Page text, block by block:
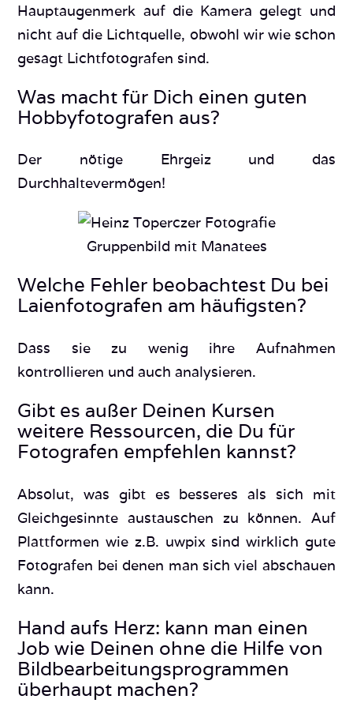
Hauptaugenmerk auf die Kamera gelegt und
nicht auf die Lichtquelle, obwohl wir wie schon
gesagt Lichtfotografen sind.
Was macht für Dich einen guten
Hobbyfotografen aus?
Der nötige Ehrgeiz und das
Durchhaltevermögen!
Gruppenbild mit Manatees
Welche Fehler beobachtest Du bei
Laienfotografen am häufigsten?
Dass sie zu wenig ihre Aufnahmen
kontrollieren und auch analysieren.
Gibt es außer Deinen Kursen
weitere Ressourcen, die Du für
Fotografen empfehlen kannst?
Absolut, was gibt es besseres als sich mit
Gleichgesinnte austauschen zu können. Auf
Plattformen wie z.B. uwpix sind wirklich gute
Fotografen bei denen man sich viel abschauen
kann.
Hand aufs Herz: kann man einen
Job wie Deinen ohne die Hilfe von
Bildbearbeitungsprogrammen
überhaupt machen?